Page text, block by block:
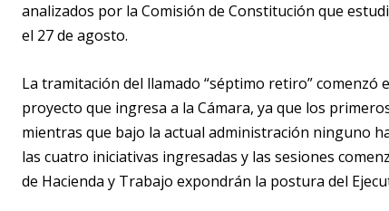
analizados por la Comisión de Constitución que
el 27 de agosto.
La tramitación del llamado “séptimo retiro”
proyecto que ingresa a la Cámara, ya que los
mientras que bajo la actual administración ninguno
las cuatro iniciativas ingresadas y las sesiones
de Hacienda y Trabajo expondrán la postura del